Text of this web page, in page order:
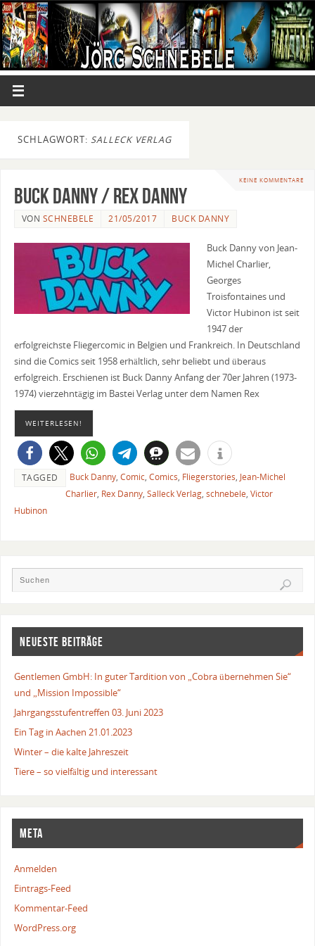
SCHLAGWORT: SALLECK VERLAG
KEINE KOMMENTARE
Buck Danny / Rex Danny
VON SCHNEBELE 21/05/2017 BUCK DANNY
Buck Danny von Jean-
Michel Charlier,
Georges
Troisfontaines und
Victor Hubinon ist seit
1947 der
erfolgreichste Fliegercomic in Belgien und Frankreich. In Deutschland
sind die Comics seit 1958 erhältlich, sehr beliebt und überaus
erfolgreich. Erschienen ist Buck Danny Anfang der 70er Jahren (1973-
1974) vierzehntägig im Bastei Verlag unter dem Namen Rex
WEITERLESEN!
TAGGED Buck Danny, Comic, Comics, Fliegerstories, Jean-Michel
Charlier, Rex Danny, Salleck Verlag, schnebele, Victor
Hubinon
NEUESTE BEITRÄGE
Gentlemen GmbH: In guter Tardition von „Cobra übernehmen Sie“
und „Mission Impossible“
Jahrgangsstufentreffen 03. Juni 2023
Ein Tag in Aachen 21.01.2023
Winter – die kalte Jahreszeit
Tiere – so vielfältig und interessant
META
Anmelden
Eintrags-Feed
Kommentar-Feed
WordPress.org